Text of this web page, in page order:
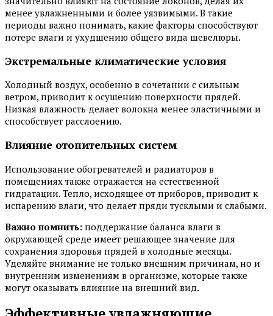
менее увлажненными и более уязвимыми. В такие
периоды важно понимать, какие факторы способствуют
потере влаги и ухудшению общего вида шевелюры.
Экстремальные климатические условия
Холодный воздух, особенно в сочетании с сильным
ветром, приводит к осушению поверхности прядей.
Низкая влажность делает волокна менее эластичными и
способствует расслоению.
Влияние отопительных систем
Использование обогревателей и радиаторов в
помещениях также отражается на естественной
гидратации. Тепло, исходящее от приборов, приводит к
испарению влаги, что делает пряди тусклыми и слабыми.
Важно помнить: поддержание баланса влаги в
окружающей среде имеет решающее значение для
сохранения здоровья прядей в холодные месяцы.
Уделяйте внимание не только внешним причинам, но и
внутренним изменениям в организме, которые также
могут оказывать влияние на внешний вид.